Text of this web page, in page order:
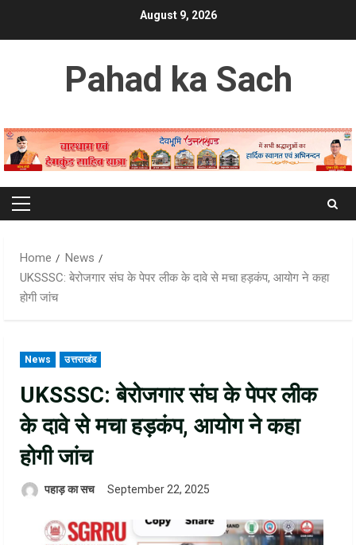
August 9, 2026
Pahad ka Sach
Primary
Home
News
UKSSSC: बेरोजगार संघ के पेपर लीक के दावे से मचा हड़कंप, आयोग ने कहा
होगी जांच
News उत्तराखंड
UKSSSC: बेरोजगार संघ के पेपर लीक
के दावे से मचा हड़कंप, आयोग ने कहा
होगी जांच
पहाड़ का सच September 22, 2025